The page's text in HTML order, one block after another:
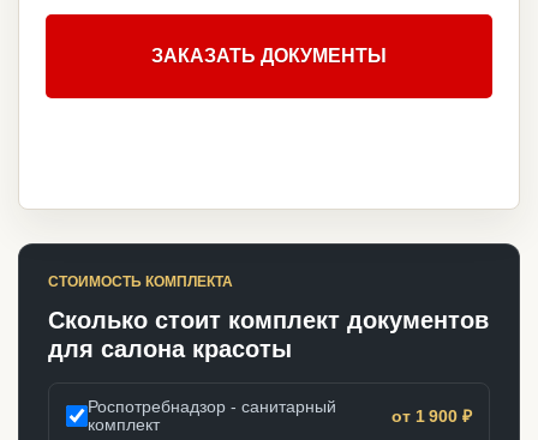
ЗАКАЗАТЬ ДОКУМЕНТЫ
СТОИМОСТЬ КОМПЛЕКТА
Сколько стоит комплект документов
для салона красоты
Роспотребнадзор - санитарный
комплект
от 1 900 ₽